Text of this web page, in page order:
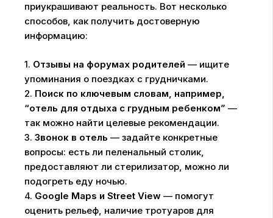
приукрашивают реальность. Вот несколько
способов, как получить достоверную
информацию:
1. Отзывы на форумах родителей — ищите
упоминания о поездках с грудничками.
2. Поиск по ключевым словам, например,
“отель для отдыха с грудным ребенком” —
так можно найти целевые рекомендации.
3.Звонок в отель — задайте конкретные
вопросы: есть ли пеленальный столик,
предоставляют ли стерилизатор, можно ли
подогреть еду ночью.
4. Google Maps и Street View — помогут
оценить рельеф, наличие тротуаров для